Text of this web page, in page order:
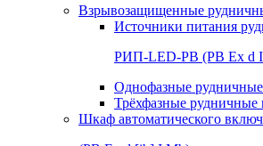
Взрывозащищенные
Источники питания
РИП-LED-РВ (РВ Ex d
Однофазные
Трёхфазные
Шкаф автоматического